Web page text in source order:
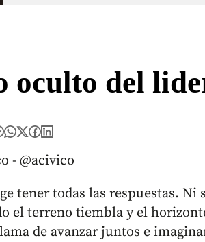
oculto del
- @acivico
tener todas las respuestas.
el terreno tiembla y el
de avanzar juntos e